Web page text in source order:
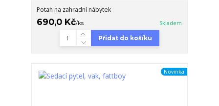
Potah na zahradní nábytek
690,0 Kč/ks Skladem
Přidat do košíku
Novinka